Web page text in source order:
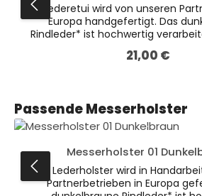
Das Lederetui wird von unseren
Europa handgefertigt. Das
Rindleder* ist hochwertig
die kleinere Variante unserer
Regulärer Preis:
21,00 €
Produktgalerie überspringen
Passende Messerholster
Messerholster 01
Das Lederholster wird in
Partnerbetrieben in Europa